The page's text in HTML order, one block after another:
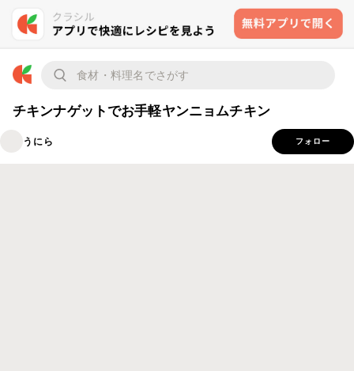
チキンナゲットでお手軽ヤンニョムチキン
うにら フォロー